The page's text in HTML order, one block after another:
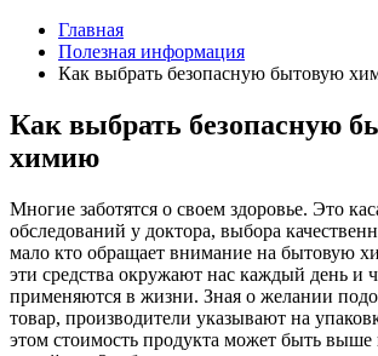
Главная
Полезная информация
Как выбрать безопасную бытовую
Как выбрать безопасную
химию
Многие заботятся о своем здоровье. Это
обследований у доктора, выбора
мало кто обращает внимание на бытовую
эти средства окружают нас каждый день и
применяются в жизни. Зная о желании
товар, производители указывают на
этом стоимость продукта может быть выше